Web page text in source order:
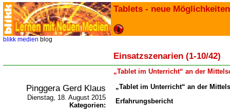
Tablets - neue Möglichkeiten
blikk medien blog
Einsatzszenarien (1-10/42)
Tablet im Unterricht“ an der
Pinggera Gerd Klaus
Dienstag, 18. August 2015
Kategorien:
Tablet im Unterricht“ an der
Erfahrungsbericht